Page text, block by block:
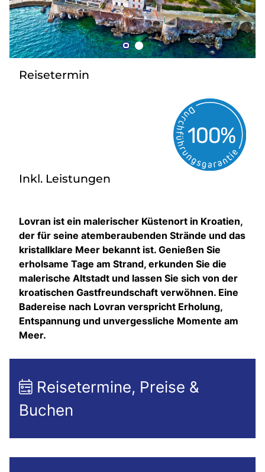
Reisetermin
Inkl. Leistungen
Lovran ist ein malerischer Küstenort in Kroatien,
der für seine atemberaubenden Strände und das
kristallklare Meer bekannt ist. Genießen Sie
erholsame Tage am Strand, erkunden Sie die
malerische Altstadt und lassen Sie sich von der
kroatischen Gastfreundschaft verwöhnen. Eine
Badereise nach Lovran verspricht Erholung,
Entspannung und unvergessliche Momente am
Meer.
Reisetermine, Preise &
Buchen